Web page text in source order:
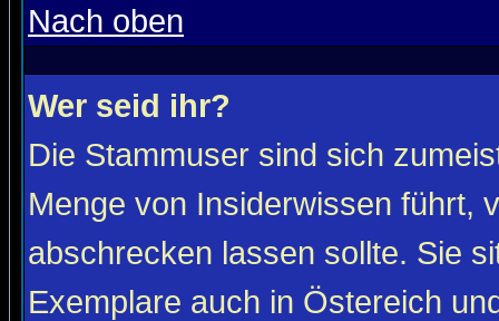
Nach oben
Wer seid ihr?
Die Stammuser sind sich
Menge von Insiderwissen führt,
abschrecken lassen sollte. Sie
Exemplare auch in Östereich